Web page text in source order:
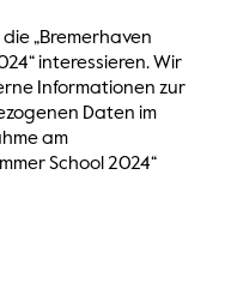
„Bremerhaven
interessieren. Wir
Informationen zur
Daten im
am
School 2024“